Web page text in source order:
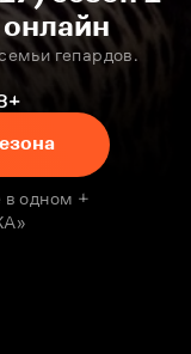
гепардов.
в одном +